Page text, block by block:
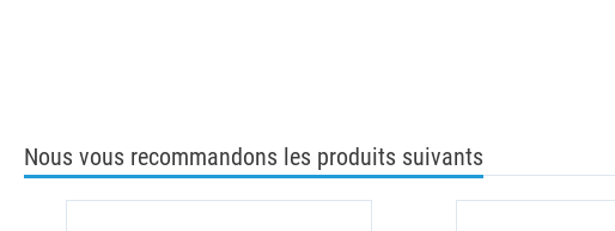
Nous vous recommandons les produits suivants